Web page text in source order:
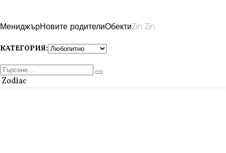
МениджърНовите родителиОбектиZin Zin
КАТЕГОРИЯ:
Zodiac